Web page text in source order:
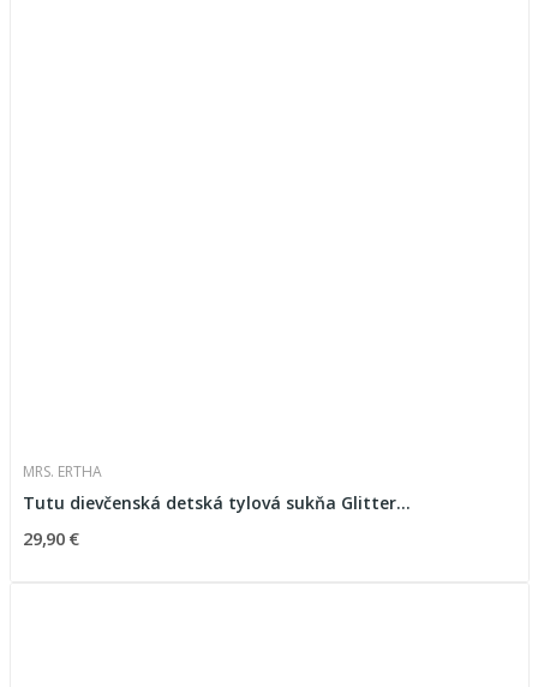
MRS. ERTHA
Tutu dievčenská detská tylová sukňa Glitter...
29,90 €